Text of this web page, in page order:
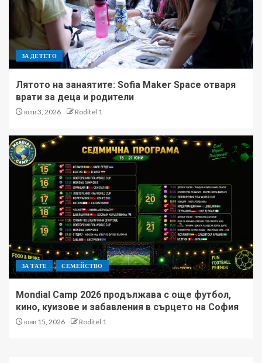
ЗА ДЕТЕТО
Лятото на занаятите: Sofia Maker Space отваря
врати за деца и родители
юли 3, 2026 Roditel 1
ЗА ТАТЕ СЕМЕЙСТВО
Mondial Camp 2026 продължава с още футбол,
кино, куизове и забавления в сърцето на София
юни 15, 2026 Roditel 1